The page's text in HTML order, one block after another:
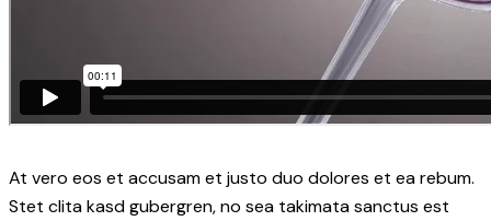
At vero eos et accusam et justo duo dolores et ea rebum.
Stet clita kasd gubergren, no sea takimata sanctus est